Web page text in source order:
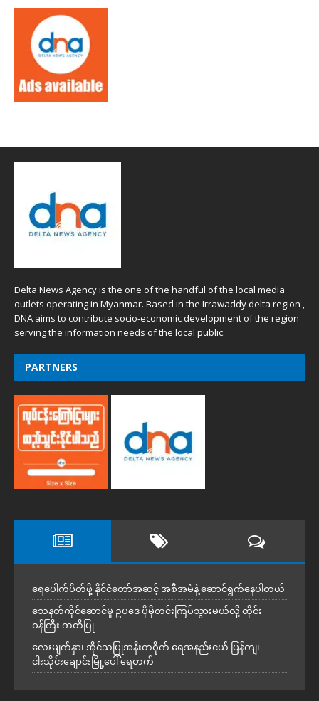
Delta News Agency is the one of the handful of the local media
outlets operating in Myanmar. Based in the Irrawaddy delta region ,
DNA aims to contribute socio-economic development of the region
serving the information needs of the local public.
PARTNERS
ရေပေါက်ပိတ်ဖို့ နိုင်ငံတော်အဆင့် အစီအမံနဲ့ ဆောင်ရွက်နေပါတယ်
သေနတ်ကိုင်ဆောင်မှု ဥပဒေ ပိုမိုတင်းကြပ်သွားမယ်လို့ ထိုင်း
ဝန်ကြီး ကတိပြု
လေးမျက်နှာ၊ အိုင်သပြုအနီးတဝိုက် ရေအနည်းငယ် ပြန်ကျ၊
ငါးသိုင်းချောင်းမြို့ပေါ် ရေတက်